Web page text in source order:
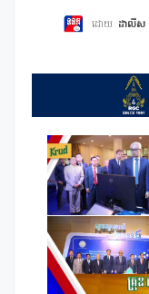
ដោយ ដាលីស